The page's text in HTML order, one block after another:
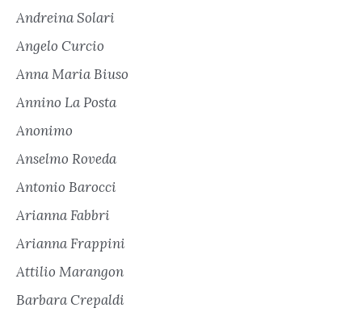
Andreina Solari
Angelo Curcio
Anna Maria Biuso
Annino La Posta
Anonimo
Anselmo Roveda
Antonio Barocci
Arianna Fabbri
Arianna Frappini
Attilio Marangon
Barbara Crepaldi